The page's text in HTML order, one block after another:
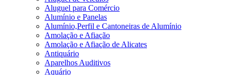
Aluguel para Comércio
Alumínio e Panelas
Alumínio,Perfil e Cantoneiras de Alumínio
Amolação e Afiação
Amolação e Afiação de Alicates
Antiquário
Aparelhos Auditivos
Aquário